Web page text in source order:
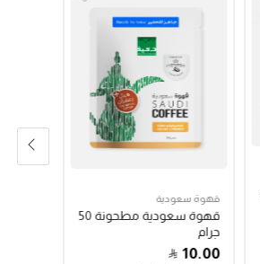
قهوة سعودية
قهوة سعودية مطحونة 50
جرام
10.00